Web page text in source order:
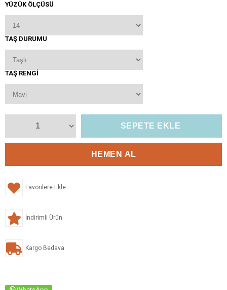
YÜZÜK ÖLÇÜSÜ
TAŞ DURUMU
TAŞ RENGI
Favorilere Ekle
İndirimli Ürün
Kargo Bedava